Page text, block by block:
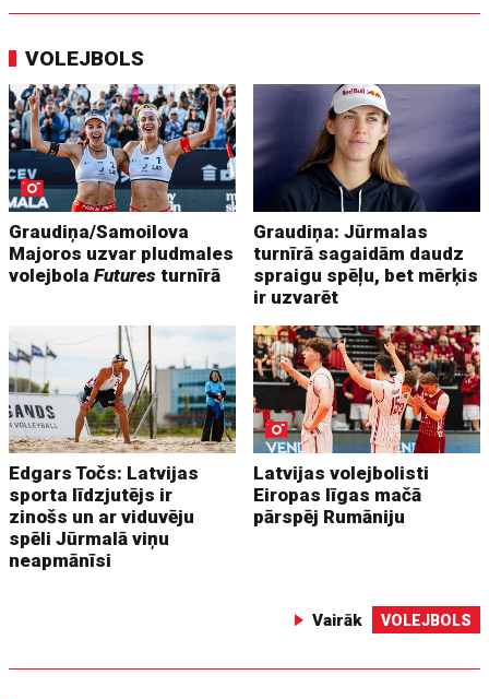
VOLEJBOLS
Graudiņa/Samoilova
Majoros uzvar pludmales
volejbolaFutures turnīrā
Graudiņa: Jūrmalas
turnīrā sagaidām daudz
spraigu spēļu, bet mērķis
ir uzvarēt
Edgars Točs: Latvijas
sporta līdzjutējs ir
zinošs un ar viduvēju
spēli Jūrmalā viņu
neapmānīsi
Latvijas volejbolisti
Eiropas līgas mačā
pārspēj Rumāniju
Vairāk VOLEJBOLS